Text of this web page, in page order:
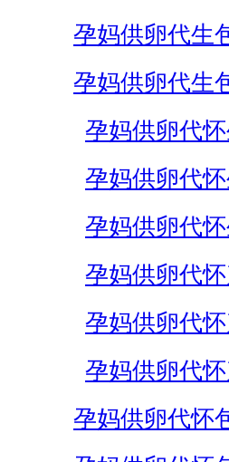
孕妈供卵代生
孕妈供卵代生
孕妈供卵代
孕妈供卵代
孕妈供卵代
孕妈供卵代
孕妈供卵代
孕妈供卵代
孕妈供卵代怀